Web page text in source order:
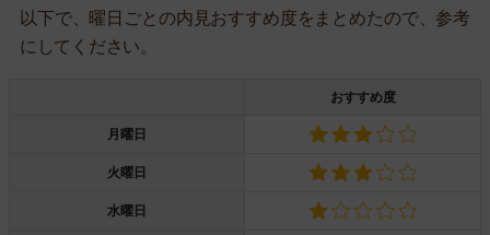
以下で、曜日ごとの内見おすすめ度をまとめたので、参考
にしてください。
おすすめ度
月曜日
火曜日
水曜日